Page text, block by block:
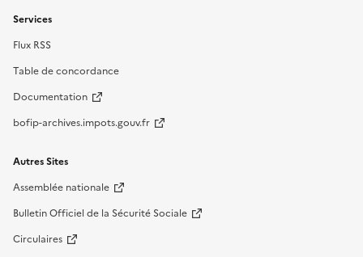
Services
Flux RSS
Table de concordance
Documentation
bofip-archives.impots.gouv.fr
Autres Sites
Assemblée nationale
Bulletin Officiel de la Sécurité Sociale
Circulaires